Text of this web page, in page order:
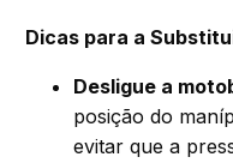
Dicas para a
Desligue a
posição do
evitar que a